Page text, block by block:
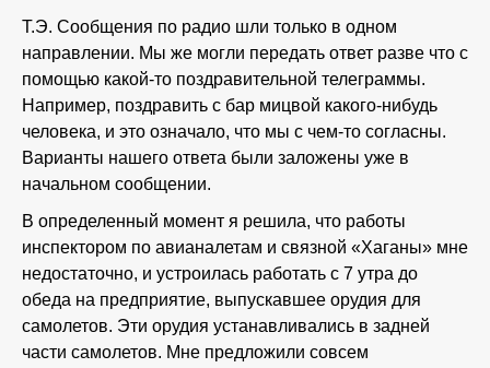
Т.Э. Сообщения по радио шли только в одном
направлении. Мы же могли передать ответ разве что с
помощью какой-то поздравительной телеграммы.
Например, поздравить с бар мицвой какого-нибудь
человека, и это означало, что мы с чем-то согласны.
Варианты нашего ответа были заложены уже в
начальном сообщении.
В определенный момент я решила, что работы
инспектором по авианалетам и связной «Хаганы» мне
недостаточно, и устроилась работать с 7 утра до
обеда на предприятие, выпускавшее орудия для
самолетов. Эти орудия устанавливались в задней
части самолетов. Мне предложили совсем